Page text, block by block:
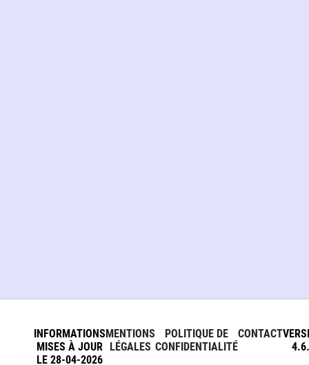
INFORMATIONS
MISES À JOUR
LE 28-04-2026
MENTIONS
LÉGALES
POLITIQUE DE
CONFIDENTIALITÉ
CONTACT